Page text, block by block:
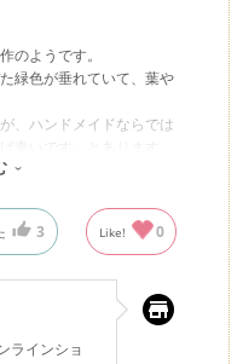
のようです。
緑色が垂れていて、葉や
、ハンドメイドならでは
しめません。
ます。
3 Like! 0
ラインショ